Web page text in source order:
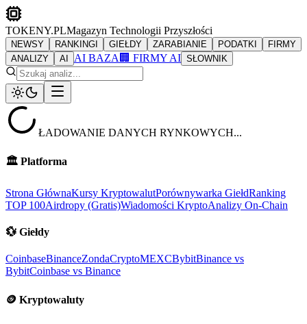
TOKENY.PLMagazyn Technologii Przyszłości
NEWSY RANKINGI GIEŁDY ZARABIANIE PODATKI
FIRMY
ANALIZY
AI AI BAZA 🏢 FIRMY AI SŁOWNIK
ŁADOWANIE DANYCH RYNKOWYCH...
🏛️ Platforma
Strona GłównaKursy KryptowalutPorównywarka GiełdRanking
TOP 100Airdropy (Gratis)Wiadomości KryptoAnalizy On-Chain
💱 Giełdy
CoinbaseBinanceZondaCryptoMEXCBybitBinance vs
BybitCoinbase vs Binance
🪙 Kryptowaluty